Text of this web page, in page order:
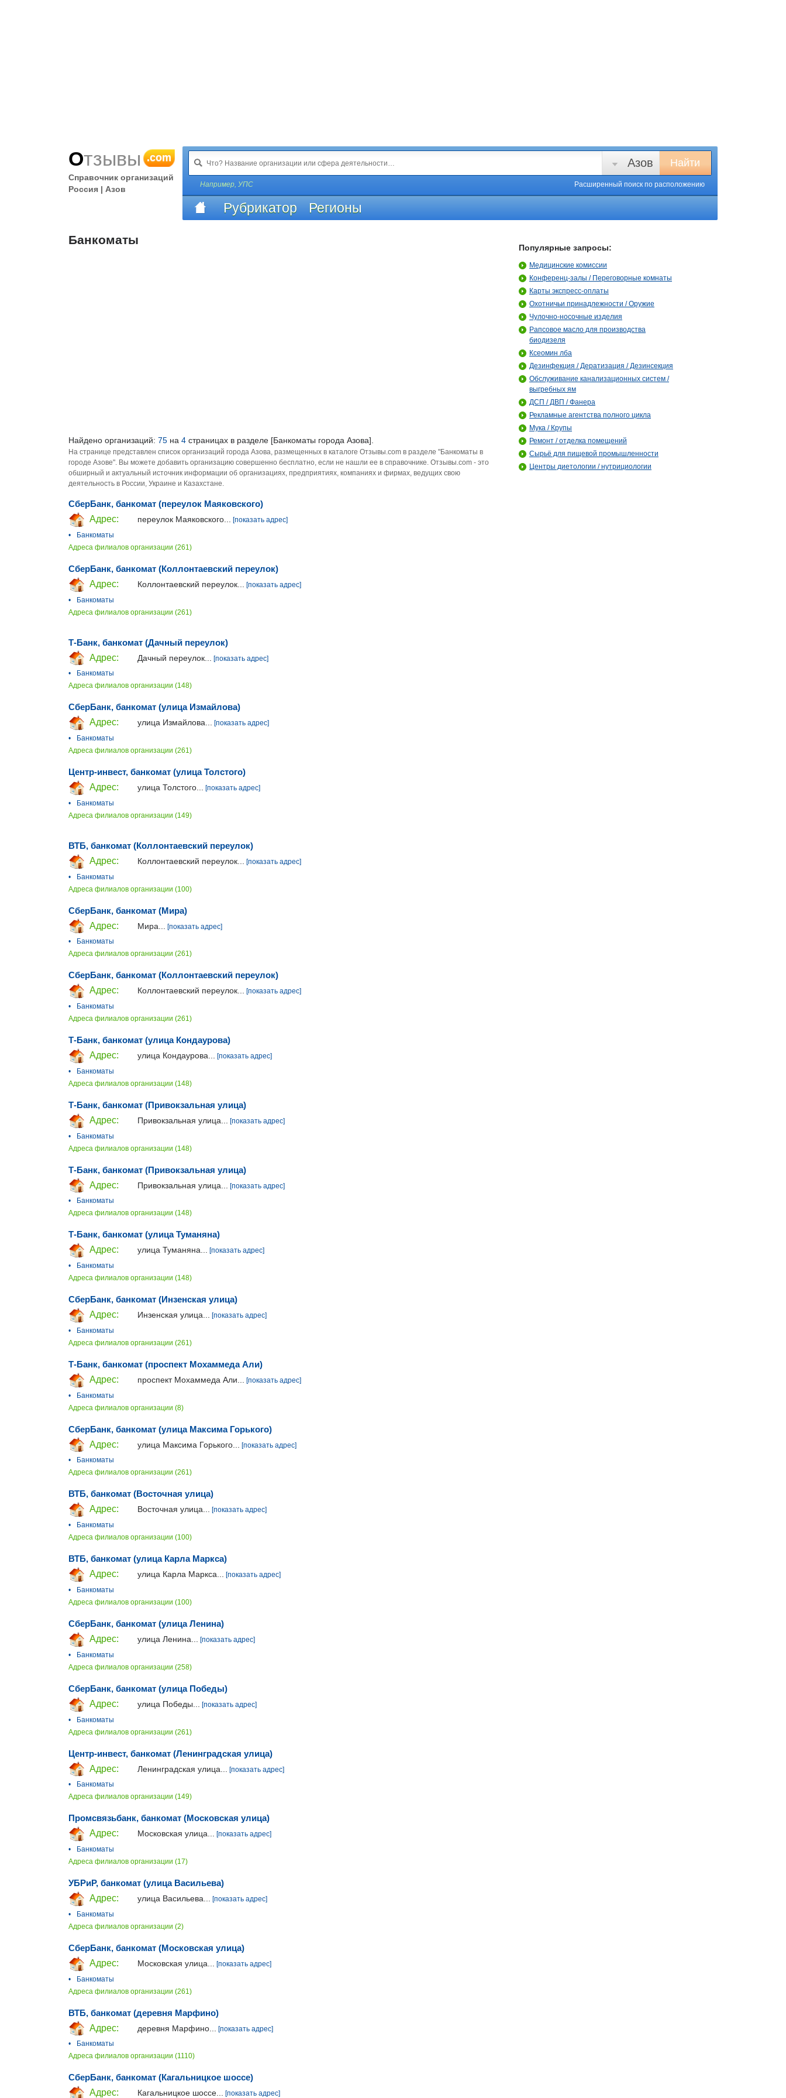
Отзывы .com
Справочник организаций
Россия | Азов
Найти
Азов
Например, УПС Расширенный поиск по расположению
Рубрикатор Регионы
Банкоматы
Найдено организаций: 75 на 4 страницах в разделе [Банкоматы города Азова].
На странице представлен список организаций города Азова, размещенных в каталоге Отзывы.com в разделе "Банкоматы в
городе Азове". Вы можете добавить организацию совершенно бесплатно, если не нашли ее в справочнике. Отзывы.com - это
обширный и актуальный источник информации об организациях, предприятиях, компаниях и фирмах, ведущих свою
деятельность в России, Украине и Казахстане.
СберБанк, банкомат (переулок Маяковского)
Адрес:
переулок Маяковского...
[показать адрес]
•
Банкоматы
Адреса филиалов организации (261)
СберБанк, банкомат (Коллонтаевский переулок)
Адрес:
Коллонтаевский переулок...
[показать адрес]
•
Банкоматы
Адреса филиалов организации (261)
Т-Банк, банкомат (Дачный переулок)
Адрес:
Дачный переулок...
[показать адрес]
•
Банкоматы
Адреса филиалов организации (148)
СберБанк, банкомат (улица Измайлова)
Адрес:
улица Измайлова... [показать адрес]
•
Банкоматы
Адреса филиалов организации (261)
Центр-инвест, банкомат (улица Толстого)
Адрес:
улица Толстого...
[показать адрес]
•
Банкоматы
Адреса филиалов организации (149)
ВТБ, банкомат (Коллонтаевский переулок)
Адрес:
Коллонтаевский переулок...
[показать адрес]
•
Банкоматы
Адреса филиалов организации (100)
СберБанк, банкомат (Мира)
Адрес:
Мира...
[показать адрес]
•
Банкоматы
Адреса филиалов организации (261)
СберБанк, банкомат (Коллонтаевский переулок)
Адрес:
Коллонтаевский переулок... [показать адрес]
•
Банкоматы
Адреса филиалов организации (261)
Т-Банк, банкомат (улица Кондаурова)
Адрес:
улица Кондаурова...
[показать адрес]
•
Банкоматы
Адреса филиалов организации (148)
Т-Банк, банкомат (Привокзальная улица)
Адрес:
Привокзальная улица...
[показать адрес]
•
Банкоматы
Адреса филиалов организации (148)
Т-Банк, банкомат (Привокзальная улица)
Адрес:
Привокзальная улица...
[показать адрес]
•
Банкоматы
Адреса филиалов организации (148)
Т-Банк, банкомат (улица Туманяна)
Адрес:
улица Туманяна... [показать адрес]
•
Банкоматы
Адреса филиалов организации (148)
СберБанк, банкомат (Инзенская улица)
Адрес:
Инзенская улица...
[показать адрес]
•
Банкоматы
Адреса филиалов организации (261)
Т-Банк, банкомат (проспект Мохаммеда Али)
Адрес:
проспект Мохаммеда Али...
[показать адрес]
•
Банкоматы
Адреса филиалов организации (8)
СберБанк, банкомат (улица Максима Горького)
Адрес:
улица Максима Горького...
[показать адрес]
•
Банкоматы
Адреса филиалов организации (261)
ВТБ, банкомат (Восточная улица)
Адрес:
Восточная улица... [показать адрес]
•
Банкоматы
Адреса филиалов организации (100)
ВТБ, банкомат (улица Карла Маркса)
Адрес:
улица Карла Маркса... [показать адрес]
•
Банкоматы
Адреса филиалов организации (100)
СберБанк, банкомат (улица Ленина)
Адрес:
улица Ленина...
[показать адрес]
•
Банкоматы
Адреса филиалов организации (258)
СберБанк, банкомат (улица Победы)
Адрес:
улица Победы...
[показать адрес]
•
Банкоматы
Адреса филиалов организации (261)
Центр-инвест, банкомат (Ленинградская улица)
Адрес:
Ленинградская улица...
[показать адрес]
•
Банкоматы
Адреса филиалов организации (149)
Промсвязьбанк, банкомат (Московская улица)
Адрес:
Московская улица... [показать адрес]
•
Банкоматы
Адреса филиалов организации (17)
УБРиР, банкомат (улица Васильева)
Адрес:
улица Васильева...
[показать адрес]
•
Банкоматы
Адреса филиалов организации (2)
СберБанк, банкомат (Московская улица)
Адрес:
Московская улица...
[показать адрес]
•
Банкоматы
Адреса филиалов организации (261)
ВТБ, банкомат (деревня Марфино)
Адрес:
деревня Марфино...
[показать адрес]
•
Банкоматы
Адреса филиалов организации (1110)
СберБанк, банкомат (Кагальницкое шоссе)
Адрес:
Кагальницкое шоссе... [показать адрес]
Популярные запросы:
Медицинские комиссии
Конференц-залы / Переговорные комнаты
Карты экспресс-оплаты
Охотничьи принадлежности / Оружие
Чулочно-носочные изделия
Рапсовое масло для производства
биодизеля
Ксеомин лба
Дезинфекция / Дератизация / Дезинсекция
Обслуживание канализационных систем /
выгребных ям
ДСП / ДВП / Фанера
Рекламные агентства полного цикла
Мука / Крупы
Ремонт / отделка помещений
Сырьё для пищевой промышленности
Центры диетологии / нутрициологии